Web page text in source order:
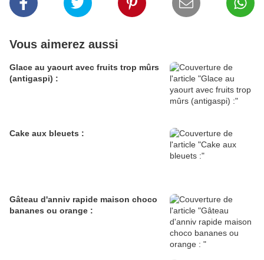
Vous aimerez aussi
Glace au yaourt avec fruits trop mûrs
(antigaspi) :
Cake aux bleuets :
Gâteau d'anniv rapide maison choco
bananes ou orange :